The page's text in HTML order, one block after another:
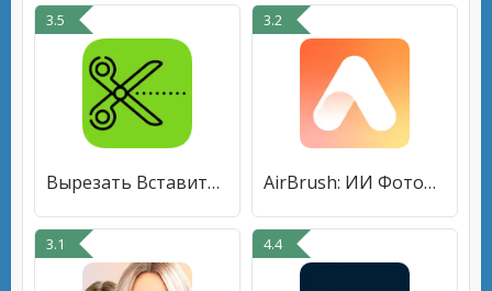
3.5
Вырезать Вставить Фоторедактор
3.2
AirBrush: ИИ Фоторедактор
3.1 4.4